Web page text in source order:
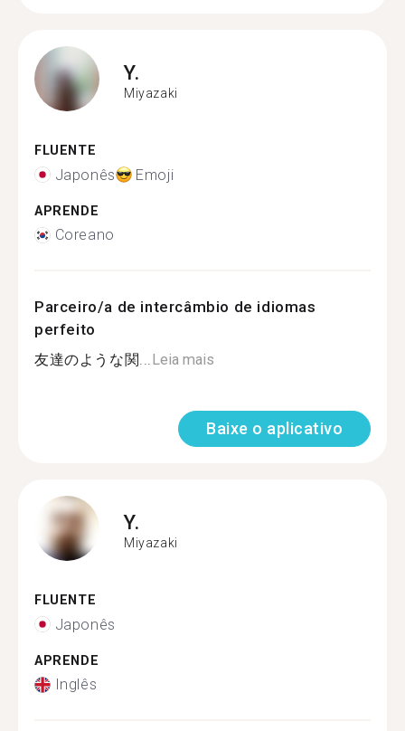
Y.
Miyazaki
FLUENTE
Japonês Emoji
APRENDE
Coreano
Parceiro/a de intercâmbio de idiomas
perfeito
友達のような関...Leia mais
Baixe o aplicativo
Y.
Miyazaki
FLUENTE
Japonês
APRENDE
Inglês